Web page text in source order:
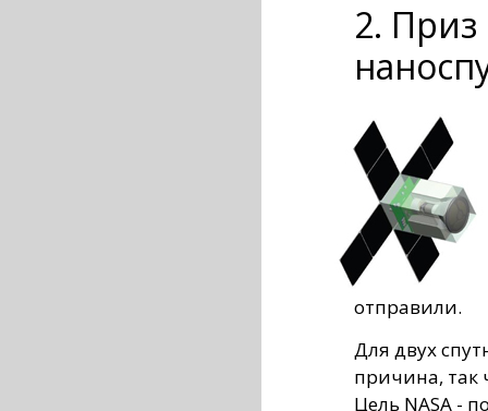
2. Приз
отправили.
Для двух
причина, так
Цель NASA -